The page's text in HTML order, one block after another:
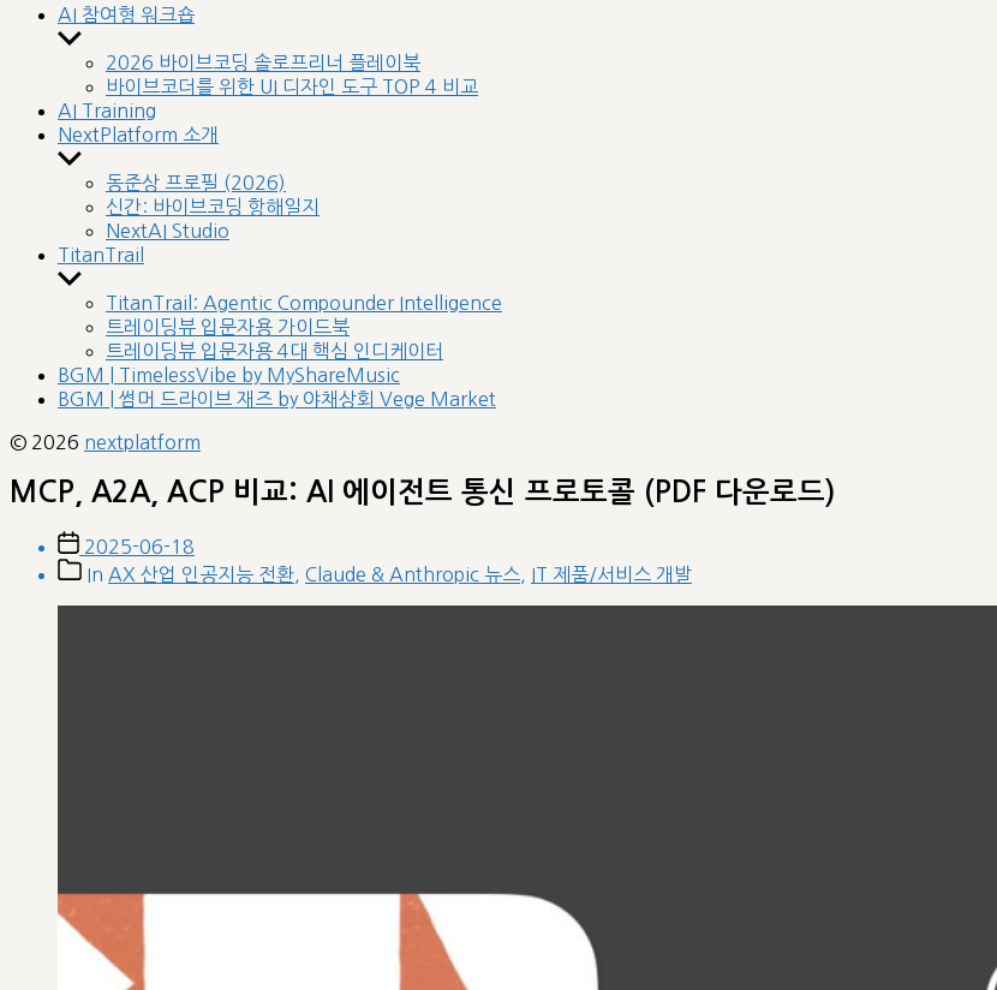
AI 참여형 워크숍
Show
sub
menu
2026 바이브코딩 솔로프리너 플레이북
바이브코더를 위한 UI 디자인 도구 TOP 4 비교
AI Training
NextPlatform 소개
Show
sub
menu
동준상 프로필 (2026)
신간: 바이브코딩 항해일지
NextAI Studio
TitanTrail
Show
sub
menu
TitanTrail: Agentic Compounder Intelligence
트레이딩뷰 입문자용 가이드북
트레이딩뷰 입문자용 4대 핵심 인디케이터
BGM | TimelessVibe by MyShareMusic
BGM | 썸머 드라이브 재즈 by 야채상회 Vege Market
© 2026 nextplatform
MCP, A2A, ACP 비교: AI 에이전트 통신 프로토콜 (PDF 다운로드)
Post
date
2025-06-18
PostIn AX 산업 인공지능 전환 Claude & Anthropic 뉴스 IT 제품/서비스 개발